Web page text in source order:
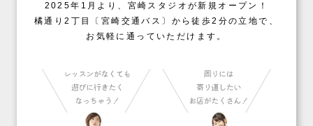
2025年1月より、宮崎スタジオが新規オープン！
橘通り2丁目〔宮崎交通バス〕から徒歩2分の立地で、
お気軽に通っていただけます。